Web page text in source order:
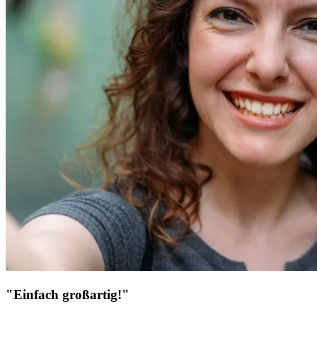
"Einfach großartig!"